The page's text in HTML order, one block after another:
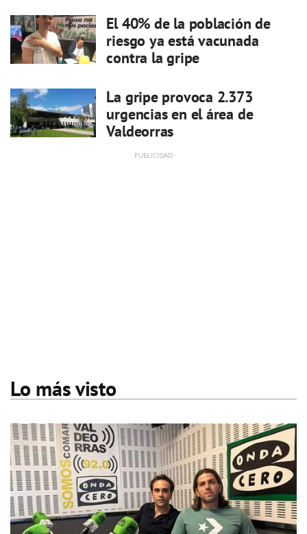
El 40% de la población de
riesgo ya está vacunada
contra la gripe
La gripe provoca 2.373
urgencias en el área de
Valdeorras
Lo más visto